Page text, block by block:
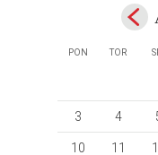
PON TOR
3 4
10 11